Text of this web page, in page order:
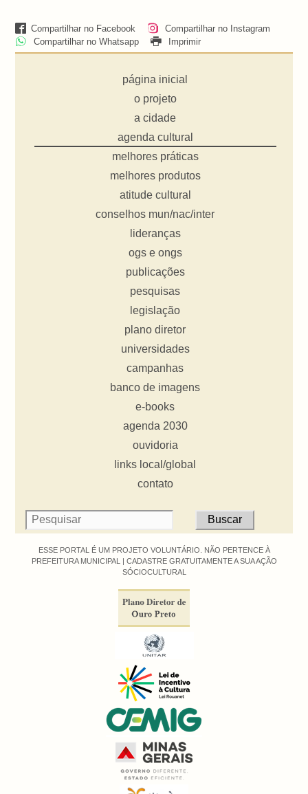
Compartilhar no Facebook
Compartilhar no Instagram
Compartilhar no Whatsapp
Imprimir
página inicial
o projeto
a cidade
agenda cultural
melhores práticas
melhores produtos
atitude cultural
conselhos mun/nac/inter
lideranças
ogs e ongs
publicações
pesquisas
legislação
plano diretor
universidades
campanhas
banco de imagens
e-books
agenda 2030
ouvidoria
links local/global
contato
ESSE PORTAL É UM PROJETO VOLUNTÁRIO. NÃO PERTENCE À
PREFEITURA MUNICIPAL | CADASTRE GRATUITAMENTE A SUA AÇÃO
SÓCIOCULTURAL